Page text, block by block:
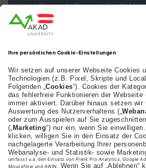
Veranstaltungen
bekannt, dass diese
ist und ich sie jederzeit mit
datenschutz@akad.de
Datenschutzhinweisen